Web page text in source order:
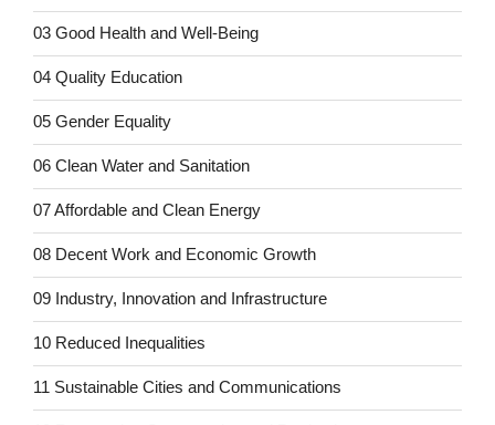
03 Good Health and Well-Being
04 Quality Education
05 Gender Equality
06 Clean Water and Sanitation
07 Affordable and Clean Energy
08 Decent Work and Economic Growth
09 Industry, Innovation and Infrastructure
10 Reduced Inequalities
11 Sustainable Cities and Communications